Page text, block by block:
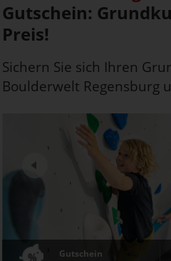
Gutschein:
Preis!
Sichern Sie sich Ihren
Boulderwelt Regensburg
Gutschein